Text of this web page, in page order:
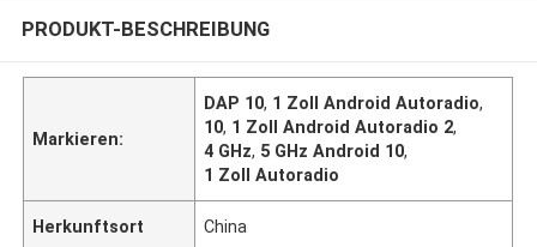
PRODUKT-BESCHREIBUNG
Markieren:
DAP 10, 1 Zoll Android Autoradio,
10, 1 Zoll Android Autoradio 2,
4 GHz, 5 GHz Android 10,
1 Zoll Autoradio
Herkunftsort China